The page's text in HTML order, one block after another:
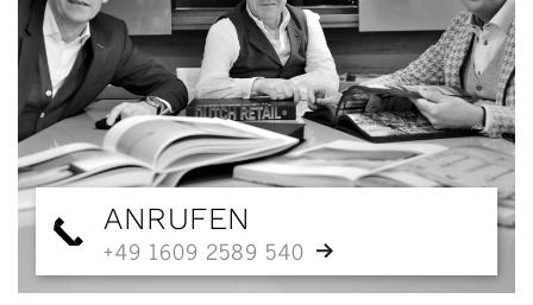
ANRUFEN
+49 1609 2589 540